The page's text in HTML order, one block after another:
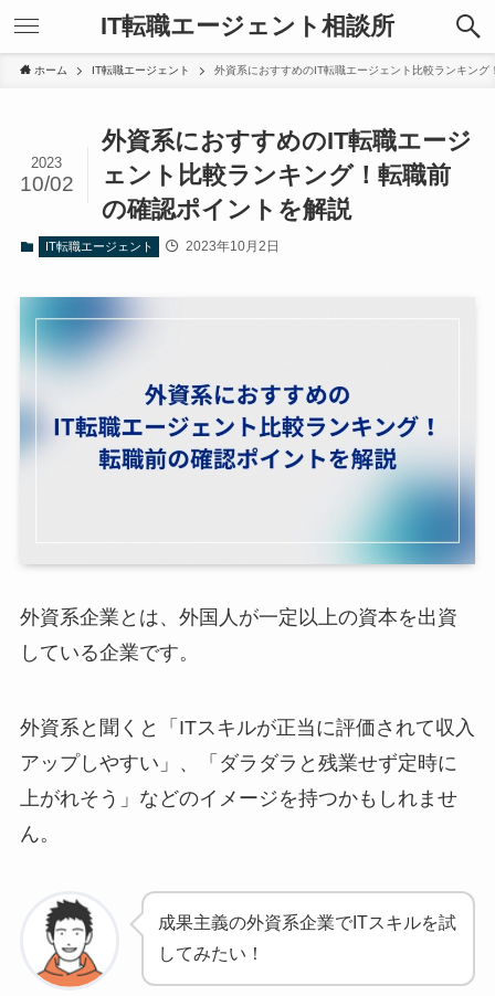
IT転職エージェント相談所
ホーム IT転職エージェント 外資系におすすめのIT転職エージェント比較ランキング
外資系におすすめのIT転職エージ
ェント比較ランキング！転職前
の確認ポイントを解説
2023
10/02
IT転職エージェント 2023年10月2日
外資系企業とは、外国人が一定以上の資本を出資
している企業です。
外資系と聞くと「ITスキルが正当に評価されて収入
アップしやすい」、「ダラダラと残業せず定時に
上がれそう」などのイメージを持つかもしれませ
ん。
成果主義の外資系企業でITスキルを試
してみたい！